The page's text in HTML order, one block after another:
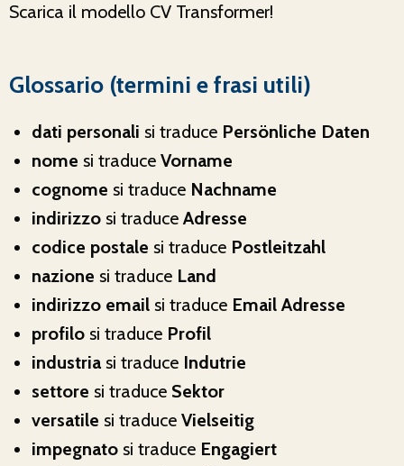
Scarica il modello CV Transformer!
Glossario (termini e frasi utili)
dati personali si traduce Persönliche Daten
nome si traduce Vorname
cognome si traduce Nachname
indirizzo si traduce Adresse
codice postale si traduce Postleitzahl
nazione si traduce Land
indirizzo email si traduce Email Adresse
profilo si traduce Profil
industria si traduce Indutrie
settore si traduce Sektor
versatile si traduce Vielseitig
impegnato si traduce Engagiert